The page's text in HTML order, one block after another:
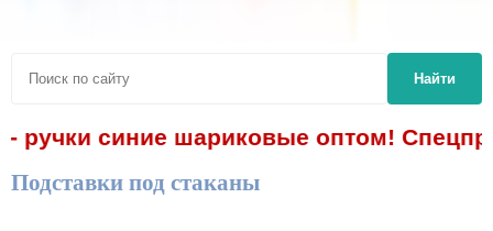
Найти
синие шариковые оптом!
Подставки под стаканы